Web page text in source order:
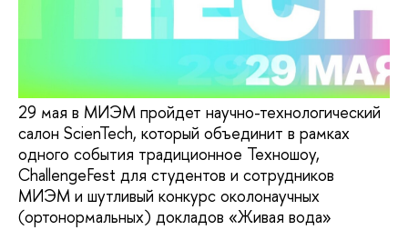
29 мая в МИЭМ пройдет научно-технологический
салон ScienTech, который объединит в рамках
одного события традиционное Техношоу,
ChallengeFest для студентов и сотрудников
МИЭМ и шутливый конкурс околонаучных
(ортонормальных) докладов «Живая вода»